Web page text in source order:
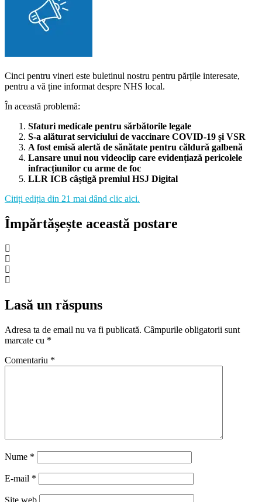
Cinci pentru vineri este buletinul nostru pentru părțile interesate,
pentru a vă ține informat despre NHS local.
În această problemă:
Sfaturi medicale pentru sărbătorile legale
S-a alăturat serviciului de vaccinare COVID-19 și VSR
A fost emisă alertă de sănătate pentru căldură galbenă
Lansare unui nou videoclip care evidențiază pericolele
infracțiunilor cu arme de foc
LLR ICB câștigă premiul HSJ Digital
Citiți ediția din 21 mai dând clic aici.
Împărtășește această postare
Lasă un răspuns
Adresa ta de email nu va fi publicată. Câmpurile obligatorii sunt
marcate cu *
Comentariu *
Nume *
E-mail *
Site web